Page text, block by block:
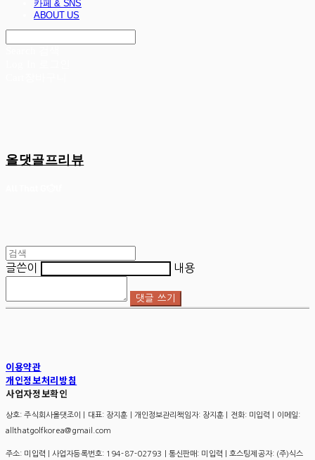
카페 & SNS
ABOUT US
올댓골프리뷰
글쓴이 내용
댓글 쓰기
이용약관
개인정보처리방침
사업자정보확인
상호: 주식회사올댓조이 | 대표: 장지훈 | 개인정보관리책임자: 장지훈 | 전화: 미입력 | 이메일:
allthatgolfkorea@gmail.com
주소: 미입력 | 사업자등록번호: 194-87-02793 | 통신판매: 미입력 | 호스팅제공자: (주)식스